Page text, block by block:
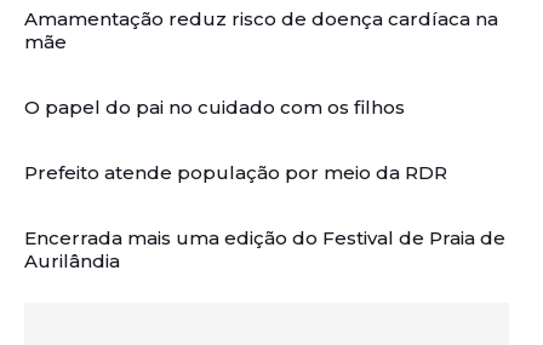
Amamentação reduz risco de doença cardíaca na
mãe
O papel do pai no cuidado com os filhos
Prefeito atende população por meio da RDR
Encerrada mais uma edição do Festival de Praia de
Aurilândia